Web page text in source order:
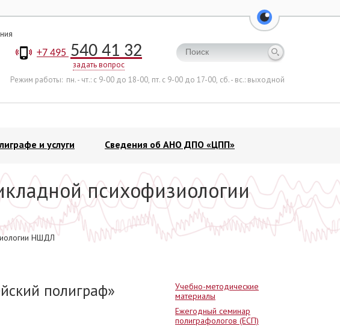
перейти на
+7 495 540 41 32
задать вопрос
Режим работы: пн. - чт.: с 9-00 до 18-00, пт. с 9-00 до 17-00, сб. - вс.: выходной
и услуги Сведения об АНО ДПО «ЦПП»
психофизиологии
НШДЛ
Учебно-методические
материалы
Ежегодный семинар
полиграфологов (ЕСП)
полиграф»